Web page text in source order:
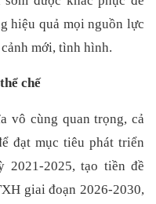
hiệu quả mọi nguồn lực
mới, tình hình.
chế
vô cùng quan trọng, cả
đạt mục tiêu phát triển
2021-2025, tạo tiền đề
giai đoạn 2026-2030,